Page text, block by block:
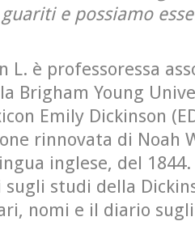
guariti e possiamo
L. è professoressa
Brigham Young
Emily Dickinson
rinnovata di Noah
inglese, del
studi della
nomi e il diario